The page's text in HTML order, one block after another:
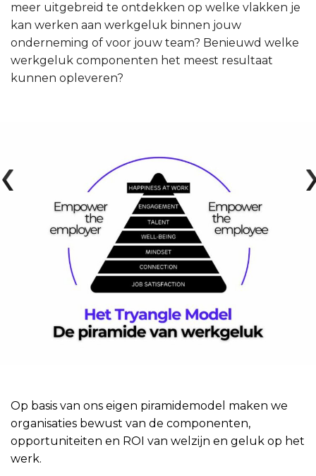
meer uitgebreid te ontdekken op welke vlakken je
kan werken aan werkgeluk binnen jouw
onderneming of voor jouw team? Benieuwd welke
werkgeluk componenten het meest resultaat
kunnen opleveren?
Op basis van ons eigen piramidemodel maken we
organisaties bewust van de componenten,
opportuniteiten en ROI van welzijn en geluk op het
werk.